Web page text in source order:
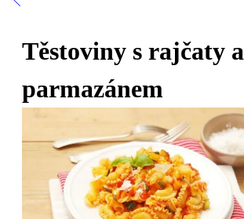
Těstoviny s rajčaty a
parmazánem